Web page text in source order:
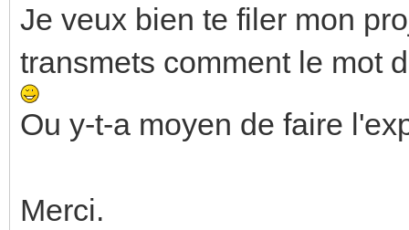
Je veux bien te filer mon
transmets comment le mot
Ou y-t-a moyen de faire
Merci.